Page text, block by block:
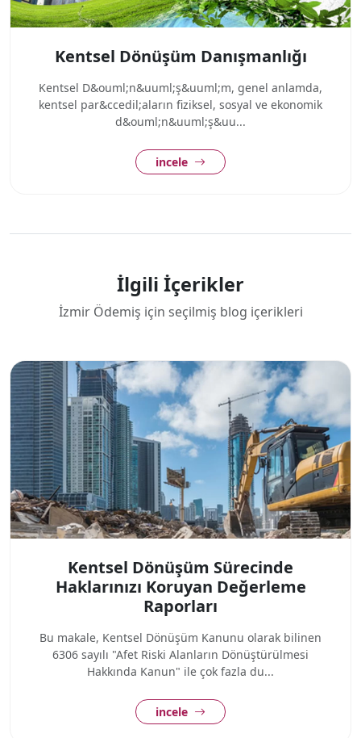
Kentsel Dönüşüm Danışmanlığı
Kentsel D&ouml;n&uuml;ş&uuml;m, genel anlamda,
kentsel par&ccedil;aların fiziksel, sosyal ve ekonomik
d&ouml;n&uuml;ş&uu...
incele
İlgili İçerikler
İzmir Ödemiş için seçilmiş blog içerikleri
Kentsel Dönüşüm Sürecinde
Haklarınızı Koruyan Değerleme
Raporları
Bu makale, Kentsel Dönüşüm Kanunu olarak bilinen
6306 sayılı "Afet Riski Alanların Dönüştürülmesi
Hakkında Kanun" ile çok fazla du...
incele